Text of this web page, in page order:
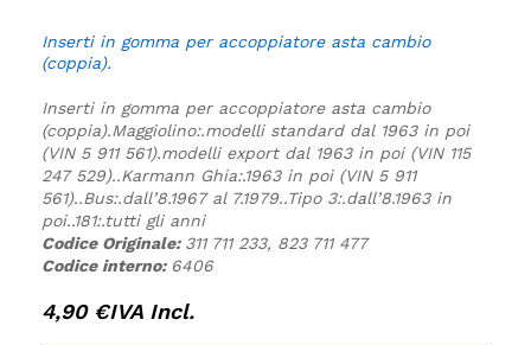
Inserti in gomma per accoppiatore asta cambio
(coppia).
Inserti in gomma per accoppiatore asta cambio
(coppia).Maggiolino:.modelli standard dal 1963 in poi
(VIN 5 911 561).modelli export dal 1963 in poi (VIN 115
247 529)..Karmann Ghia:.1963 in poi (VIN 5 911
561)..Bus:.dall’8.1967 al 7.1979..Tipo 3:.dall’8.1963 in
poi..181:.tutti gli anni
Codice Originale: 311 711 233, 823 711 477
Codice interno: 6406
4,90 €IVA Incl.